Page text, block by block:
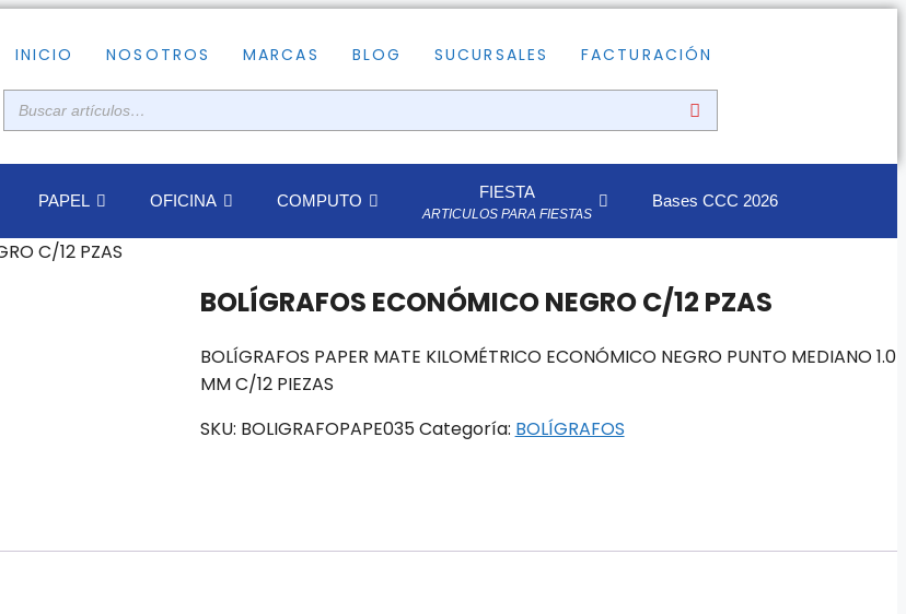
INICIO NOSOTROS MARCAS BLOG SUCURSALES FACTURACIÓN
PAPEL OFICINA COMPUTO FIESTA
ARTICULOS PARA FIESTAS
Bases CCC 2026
C/12 PZAS
BOLÍGRAFOS ECONÓMICO NEGRO C/12 PZAS
BOLÍGRAFOS PAPER MATE KILOMÉTRICO ECONÓMICO NEGRO PUNTO MEDIANO 1.0
MM C/12 PIEZAS
SKU: BOLIGRAFOPAPE035Categoría: BOLÍGRAFOS